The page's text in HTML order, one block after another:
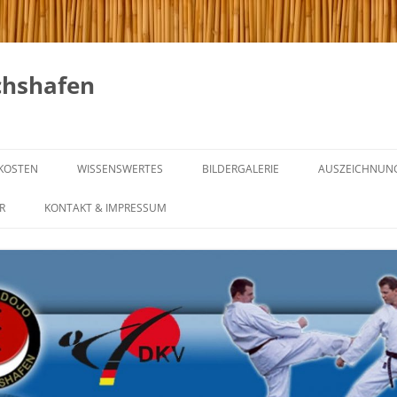
WISSENSWERTES
GICHIN FUNAKOSHI
GÜRTELGRADE UND IHRE
BEDEUTUNG
BILDERGALERIE
KONTAKT & IMPRESSUM